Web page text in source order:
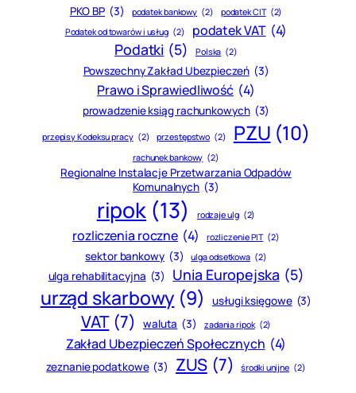
PKO BP (3) podatek bankowy (2) podatek CIT (2)
Podatek od towarów i usług (2) podatek VAT (4)
Podatki (5) Polska (2)
Powszechny Zakład Ubezpieczeń (3)
Prawo i Sprawiedliwość (4)
prowadzenie ksiąg rachunkowych (3)
przepisy Kodeksu pracy (2) przestępstwo (2) PZU (10)
rachunek bankowy (2)
Regionalne Instalacje Przetwarzania Odpadów
Komunalnych (3)
ripok (13) rodzaje ulg (2)
rozliczenia roczne (4) rozliczenie PIT (2)
sektor bankowy (3) ulga odsetkowa (2)
ulga rehabilitacyjna (3) Unia Europejska (5)
urząd skarbowy (9) usługi księgowe (3)
VAT (7) waluta (3) zadania ripok (2)
Zakład Ubezpieczeń Społecznych (4)
zeznanie podatkowe (3) ZUS (7) środki unijne (2)